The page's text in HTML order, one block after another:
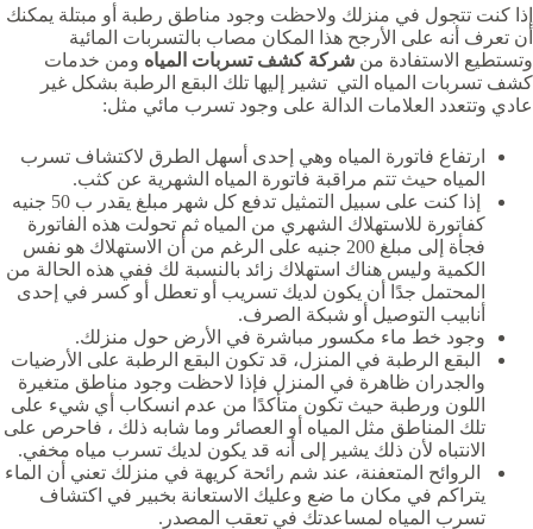
إذا كنت تتجول في منزلك ولاحظت وجود مناطق رطبة أو مبتلة يمكنك
أن تعرف أنه على الأرجح هذا المكان مصاب بالتسربات المائية
وتستطيع الاستفادة من شركة كشف تسربات المياه ومن خدمات
كشف تسربات المياه التي تشير إليها تلك البقع الرطبة بشكل غير
عادي وتتعدد العلامات الدالة على وجود تسرب مائي مثل:
ارتفاع فاتورة المياه وهي إحدى أسهل الطرق لاكتشاف تسرب
المياه حيث تتم مراقبة فاتورة المياه الشهرية عن كثب.
إذا كنت على سبيل التمثيل تدفع كل شهر مبلغ يقدر ب 50 جنيه
كفاتورة للاستهلاك الشهري من المياه ثم تحولت هذه الفاتورة
فجأة إلى مبلغ 200 جنيه على الرغم من أن الاستهلاك هو نفس
الكمية وليس هناك استهلاك زائد بالنسبة لك ففي هذه الحالة من
المحتمل جدًا أن يكون لديك تسريب أو تعطل أو كسر في إحدى
أنابيب التوصيل أو شبكة الصرف.
وجود خط ماء مكسور مباشرة في الأرض حول منزلك.
البقع الرطبة في المنزل، قد تكون البقع الرطبة على الأرضيات
والجدران ظاهرة في المنزل فإذا لاحظت وجود مناطق متغيرة
اللون ورطبة حيث تكون متأكدًا من عدم انسكاب أي شيء على
تلك المناطق مثل المياه أو العصائر وما شابه ذلك ، فاحرص على
الانتباه لأن ذلك يشير إلى أنه قد يكون لديك تسرب مياه مخفي.
الروائح المتعفنة، عند شم رائحة كريهة في منزلك تعني أن الماء
يتراكم في مكان ما ضع وعليك الاستعانة بخبير في اكتشاف
تسرب المياه لمساعدتك في تعقب المصدر.